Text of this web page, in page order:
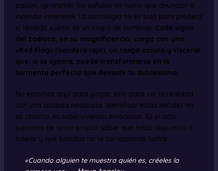
pasión, ignorando las señales de humo que anuncian el
incendio inminente. La astrología no es solo para predecir
si tendrás suerte; es un mapa de sombras. Cada signo
del zodiaco, en su magnificencia, carga con una
«Red Flag» (bandera roja), un rasgo oscuro y visceral
que, si se ignora, puede transformarse en la
tormenta perfecta que devaste tu autoestima.
No estamos aquí para juzgar, sino para ver la realidad
con una crudeza necesaria. Identificar estas señales no
es cinismo; es supervivencia emocional. Es el acto
supremo de amor propio: saber qué estás dispuesto a
tolerar y qué batallas no te corresponde luchar.
«Cuando alguien te muestra quién es, créeles la